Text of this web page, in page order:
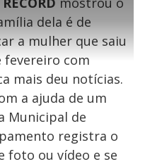
s
c
r
e
n
r
a
dela é de
a mulher que saiu
fevereiro com
mais deu notícias.
a ajuda de um
Municipal de
registra o
foto ou vídeo e se